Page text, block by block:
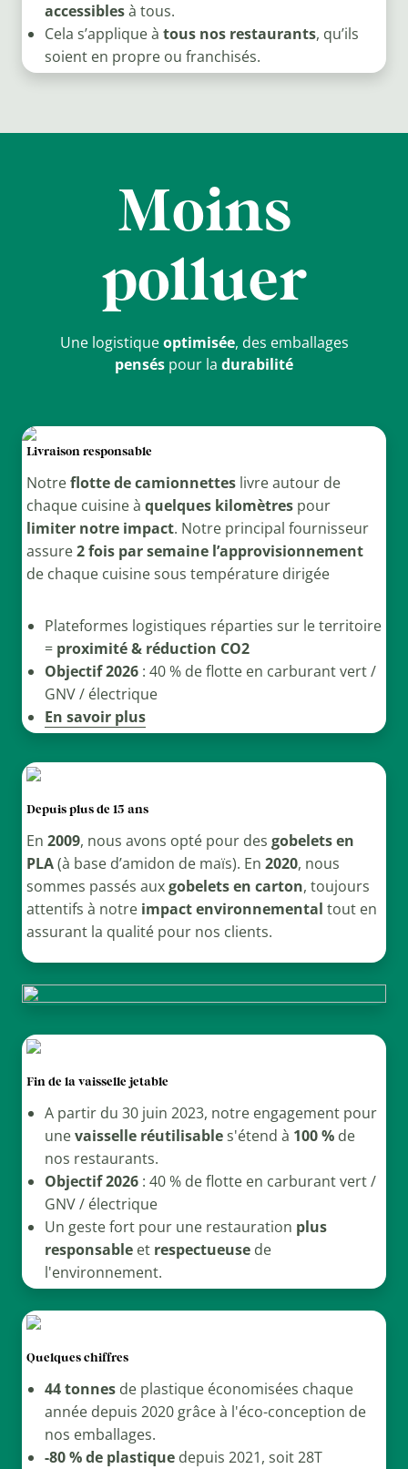
accessiblesà tous.
Cela s’applique à tous nos restaurants, qu’ils
soient en propre ou franchisés.
Moins
polluer
Une logistiqueoptimisée, des emballages
pensés pour la durabilité
Livraison responsable
Notreflotte de camionnetteslivre autour de
chaque cuisine à quelques kilomètrespour
limiter notre impact. Notre principal fournisseur
assure2 fois par semaine l’approvisionnement
de chaque cuisine sous température dirigée
Plateformes logistiques réparties sur le territoire
= proximité & réduction CO2
Objectif 2026: 40 % de flotte en carburant vert /
GNV / électrique
En savoir plus
Depuis plus de 15 ans
En 2009, nous avons opté pour des gobelets en
PLA(à base d’amidon de maïs). En 2020, nous
sommes passés auxgobelets en carton, toujours
attentifs à notre impact environnemental tout en
assurant la qualité pour nos clients.
Fin de la vaisselle jetable
A partir du 30 juin 2023, notre engagement pour
unevaisselle réutilisables'étend à 100 %de
nos restaurants.
Objectif 2026: 40 % de flotte en carburant vert /
GNV / électrique
Un geste fort pour une restauration plus
responsableet respectueusede
l'environnement.
Quelques chiffres
44 tonnesde plastique économisées chaque
année depuis 2020 grâce à l'éco-conception de
nos emballages.
-80 % de plastiquedepuis 2021, soit 28T